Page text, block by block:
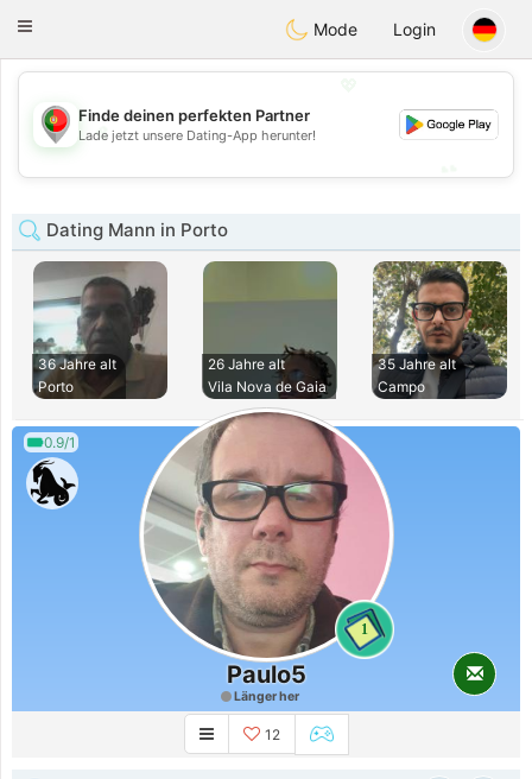
Portugues
Toggle
Mode Login
💖
💕
Finde deinen perfekten Partner
Lade jetzt unsere Dating-App herunter!
Dating Mann in Porto
36 Jahre alt
Porto
26 Jahre alt
Vila Nova de Gaia
35 Jahre alt
Campo
0.9/1
1
Paulo5
Länger her
12